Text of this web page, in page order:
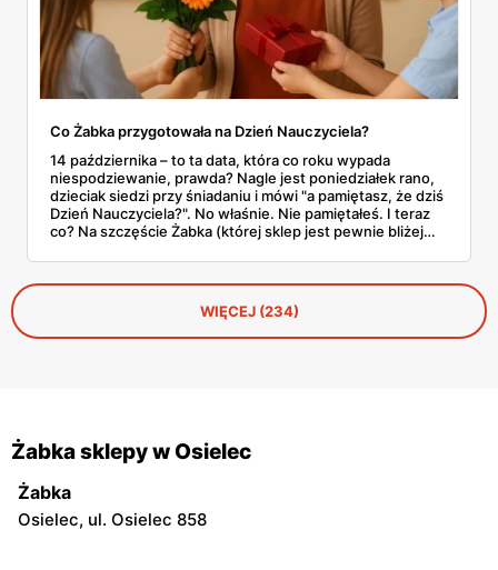
Co Żabka przygotowała na Dzień Nauczyciela?
14 października – to ta data, która co roku wypada
niespodziewanie, prawda? Nagle jest poniedziałek rano,
dzieciak siedzi przy śniadaniu i mówi "a pamiętasz, że dziś
Dzień Nauczyciela?". No właśnie. Nie pamiętałeś. I teraz
co? Na szczęście Żabka (której sklep jest pewnie bliżej
ofertę na tę okazję. Od Kit Kata za 7,50 zł po Ferrero za 33
złote. Sprawdzamy, co warto rzucić do koszyka, zanim
dotrze do ciebie, że znowu zapomniałeś o ważnym dniu.
WIĘCEJ (234)
Żabka sklepy w Osielec
Żabka
Osielec, ul. Osielec 858